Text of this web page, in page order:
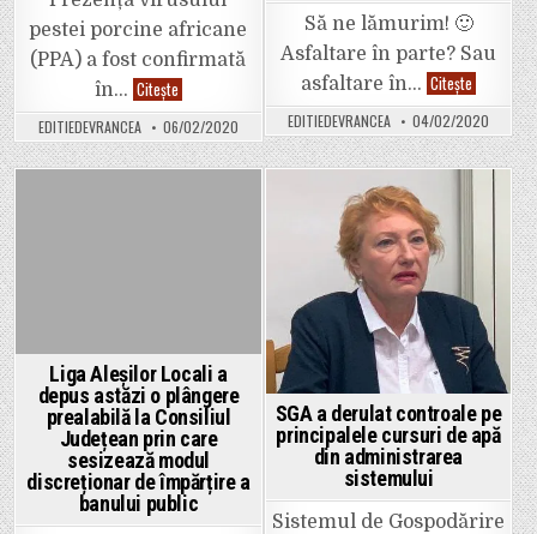
pestei porcine africane
(PPA) a fost confirmată
în… CiteșteVirusul
Pestei
Porcine
Africane
depistat
la
EDITIEDEVRANCEA 06/02/2020
Să ne lămurim! 🙂
Asfaltare în parte? Sau
asfaltare în… Citește
râdem
cu
Primăria
Focșani:
”O
PARTE
din
astăzi
asfaltată
ÎN
:)))
Alooo,
din
Primărie?
O
parte
nu
un
întreg!
EDITIEDEVRANCEA 04/02/2020
Liga Aleșilor Locali a
depus astăzi o plângere
prealabilă la Consiliul
Județean prin care
sesizează modul
discreționar de împărțire a
banului public
Posted
in
SGA a derulat controale pe
principalele cursuri de apă
din administrarea
sistemului
Sistemul de Gospodărire